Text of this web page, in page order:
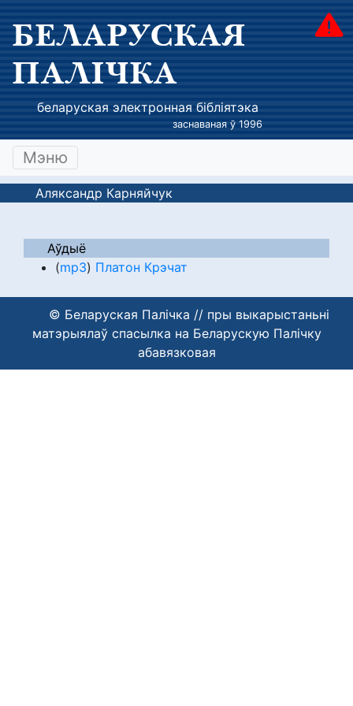
БЕЛАРУСКАЯ
ПАЛІЧКА
беларуская электронная бібліятэка
заснаваная ў 1996
Мэню
Аляксандр Карняйчук
Аўдыё
(mp3) Платон Крэчат
© Беларуская Палічка // пры выкарыстаньні
матэрыялаў спасылка на Беларускую Палічку
абавязковая